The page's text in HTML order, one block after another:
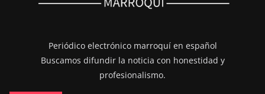
Periódico electrónico marroquí en español
Buscamos difundir la noticia con honestidad y
profesionalismo.